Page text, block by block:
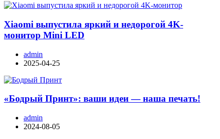
Xiaomi выпустила яркий и недорогой 4K-
монитор Mini LED
admin
2025-04-25
«Бодрый Принт»: ваши идеи — наша печать!
admin
2024-08-05